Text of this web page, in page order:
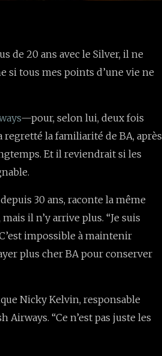
de 20 ans avec le Silver, il ne
si tous mes points d’une vie ne
—pour, selon lui, deux fois
la familiarité de BA, après
Et il reviendrait si les
30 ans, raconte la même
il n’y arrive plus. “Je suis
impossible à maintenir
plus cher BA pour conserver
Nicky Kelvin, responsable
“Ce n’est pas juste les